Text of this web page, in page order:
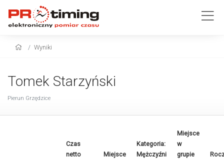
Wyniki
Tomek Starzyński
Pierun Grzędzice
Czas
netto
Miejsce
Kategoria:
Mężczyźni
Miejsce
w
grupie